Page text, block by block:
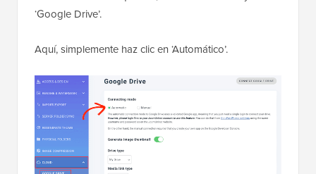
‘Google Drive’.
Aquí, simplemente haz clic en ‘Automático’.